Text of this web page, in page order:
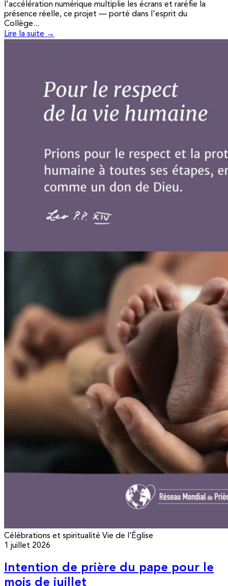
l'accélération numérique multiplie les écrans et raréfie la
présence réelle, ce projet — porté dans l'esprit du
Collège...
Lire la suite →
Célébrations et spiritualité Vie de l’Église
1 juillet 2026
Intention de prière du pape pour le
mois de juillet